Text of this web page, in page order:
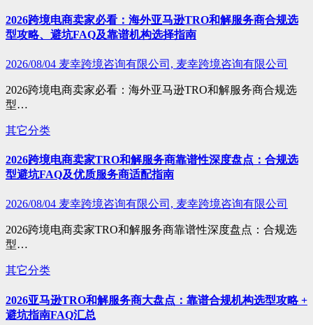
2026跨境电商卖家必看：海外亚马逊TRO和解服务商合规选
型攻略、避坑FAQ及靠谱机构选择指南
2026/08/04 麦幸跨境咨询有限公司, 麦幸跨境咨询有限公司
2026跨境电商卖家必看：海外亚马逊TRO和解服务商合规选
型…
其它分类
2026跨境电商卖家TRO和解服务商靠谱性深度盘点：合规选
型避坑FAQ及优质服务商适配指南
2026/08/04 麦幸跨境咨询有限公司, 麦幸跨境咨询有限公司
2026跨境电商卖家TRO和解服务商靠谱性深度盘点：合规选
型…
其它分类
2026亚马逊TRO和解服务商大盘点：靠谱合规机构选型攻略 +
避坑指南FAQ汇总